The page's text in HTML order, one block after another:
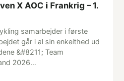
X AOC i Frankrig – 1.
samarbejder i første
går i al sin enkelthed ud
&#8211; Team
2026…